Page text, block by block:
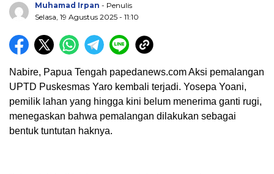
Muhamad Irpan - Penulis
Selasa, 19 Agustus 2025 - 11:10
Nabire, Papua Tengah papedanews.com Aksi pemalangan
UPTD Puskesmas Yaro kembali terjadi. Yosepa Yoani,
pemilik lahan yang hingga kini belum menerima ganti rugi,
menegaskan bahwa pemalangan dilakukan sebagai
bentuk tuntutan haknya.